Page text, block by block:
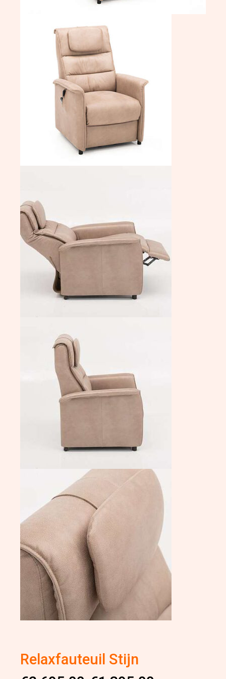
Relaxfauteuil Stijn